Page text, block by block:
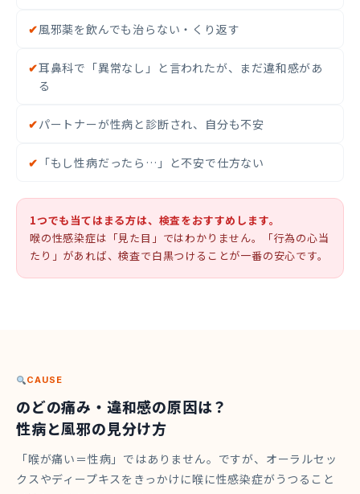
✔風邪薬を飲んでも治らない・くり返す
✔耳鼻科で「異常なし」と言われたが、まだ違和感があ
る
✔パートナーが性病と診断され、自分も不安
✔ 「もし性病だったら…」と不安で仕方ない
1つでも当てはまる方は、検査をおすすめします。
喉の性感染症は「見た目」ではわかりません。「行為の心当
たり」があれば、検査で白黒つけることが一番の安心です。
CAUSE
のどの痛み・違和感の原因は？
性病と風邪の見分け方
「喉が痛い＝性病」ではありません。ですが、オーラルセッ
クスやディープキスをきっかけに喉に性感染症がうつること